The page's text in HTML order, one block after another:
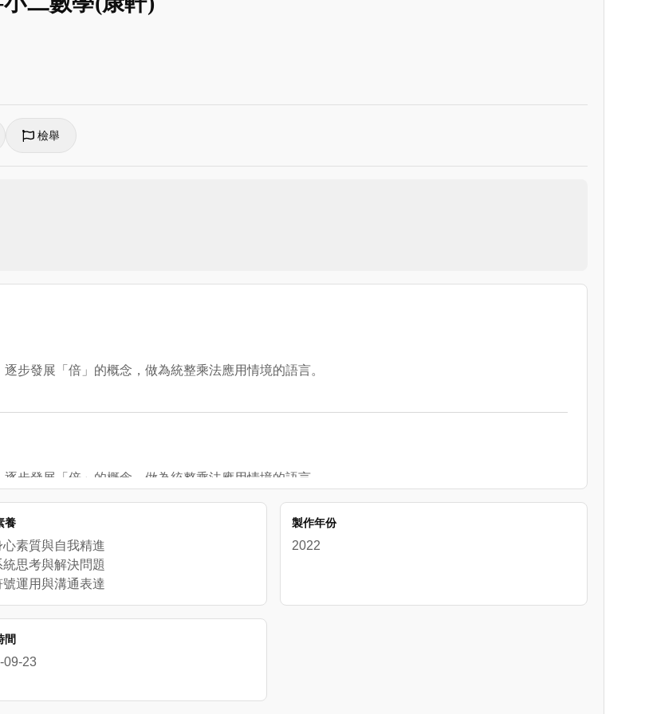
檢舉
步發展「倍」的概念，做為統整乘法應用情境的語言。
步發展「倍」的概念，做為統整乘法應用情境的語言。
分裝與平分的除法活動。
養
心素質與自我精進
統思考與解決問題
號運用與溝通表達
製作年份
2022
間
09-23